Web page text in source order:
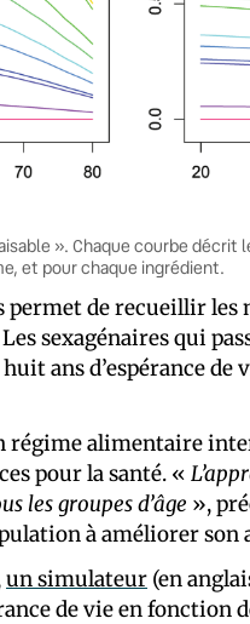
». Chaque courbe décrit
et pour chaque ingrédient.
permet de recueillir
sexagénaires qui
ans d’espérance de
régime alimentaire
pour la santé. «
les groupes d’âge »,
à améliorer
un simulateur (en
de vie en fonction